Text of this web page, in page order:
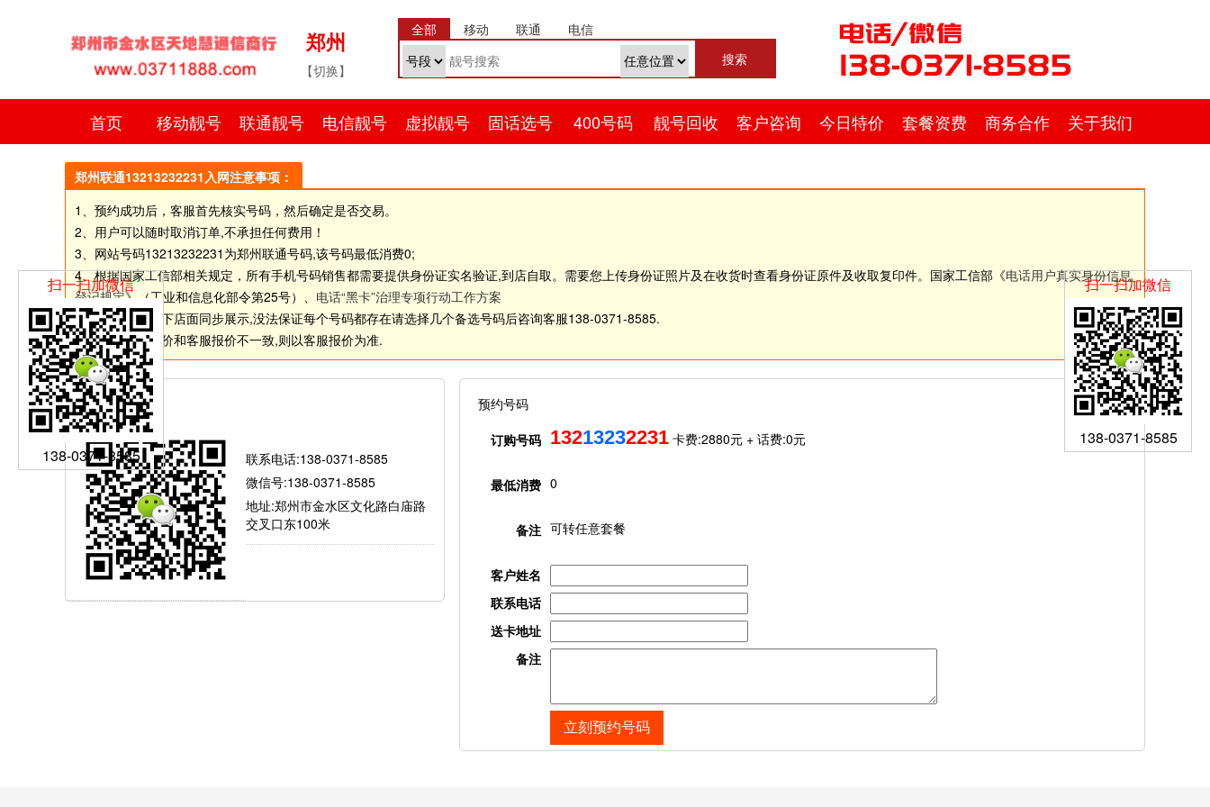
郑州
【切换】
全部 移动 联通 电信
首页 移动靓号 联通靓号 电信靓号 虚拟靓号 固话选号 400号码 靓号回收 客户咨询 今日特价 套餐资费 商务合作 关于我们
郑州联通13213232231入网注意事项：
1、预约成功后，客服首先核实号码，然后确定是否交易。
2、用户可以随时取消订单,不承担任何费用！
3、网站号码13213232231 为郑州联通号码,该号码最低消费0;
4、根据国家工信部相关规定，所有手机号码销售都需要提供身份证实名验证,到店自取。需要您上传身份证照片及在收货时查看身份证原件及收取复印件。国家工信部《电话用户真实身份信息
登记规定》（工业和信息化部令第25号）、 电话“黑卡”治理专项行动工作方案
5.由于网站和线下店面同步展示,没法保证每个号码都存在请选择几个备选号码后咨询客服138-0371-8585.
6.如个别号码标价和客服报价不一致,则以客服报价为准.
有问题就找我
联系电话:138-0371-8585
微信号:138-0371-8585
地址:郑州市金水区文化路白庙路
交叉口东100米
预约号码
订购号码 13213232231 卡费:2880元 + 话费:0元
最低消费 0
备注 可转任意套餐
客户姓名
联系电话
送卡地址
备注
扫一扫加微信
138-0371-8585
扫一扫加微信
138-0371-8585